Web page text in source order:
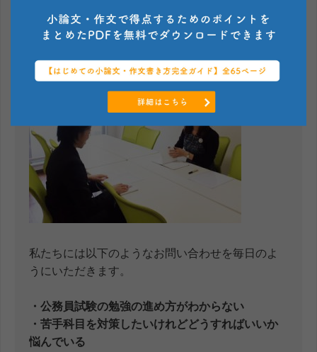
しています
私たちには以下のようなお問い合わせを毎日のよ
うにいただきます。
・公務員試験の勉強の進め方がわからない
・苦手科目を対策したいけれどどうすればいいか
悩んでいる